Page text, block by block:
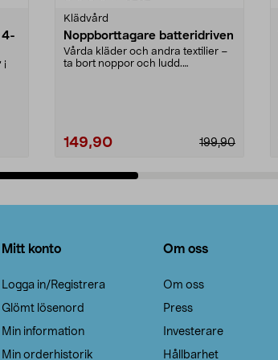
4-
i
Klädvård
Noppborttagare batteridriven
Vårda kläder och andra textilier –
ta bort noppor och ludd.
199,90
149,90
Mitt konto
Logga in/Registrera
Glömt lösenord
Min information
Min orderhistorik
Om oss
Om oss
Press
Investerare
Hållbarhet